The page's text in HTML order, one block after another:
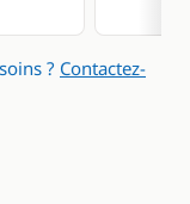
chaude
? Contactez-